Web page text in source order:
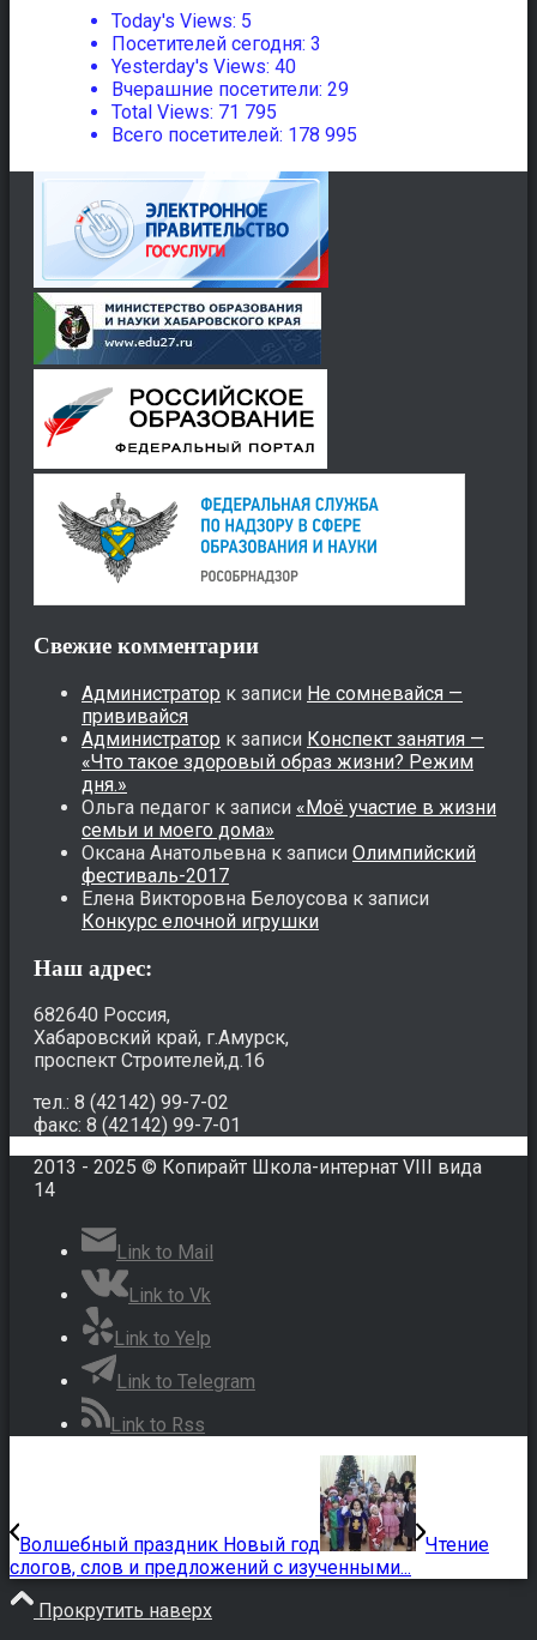
Today's Views: 5
Посетителей сегодня: 3
Yesterday's Views: 40
Вчерашние посетители: 29
Total Views: 71 795
Всего посетителей: 178 995
Свежие комментарии
Администратор к записи Не сомневайся —
прививайся
Администратор к записи Конспект занятия —
«Что такое здоровый образ жизни? Режим
дня.»
Ольга педагог к записи «Моё участие в жизни
семьи и моего дома»
Оксана Анатольевна к записи Олимпийский
фестиваль-2017
Елена Викторовна Белоусова к записи
Конкурс елочной игрушки
Наш адрес:
682640 Россия,
Хабаровский край, г.Амурск,
проспект Строителей,д.16
тел.: 8 (42142) 99-7-02
факс: 8 (42142) 99-7-01
2013 - 2025 © Копирайт Школа-интернат VIII вида
14
Link to Mail
Link to Vk
Link to Yelp
Link to Telegram
Link to Rss
Волшебный праздник Новый год
Чтение
слогов, слов и предложений с изученными...
Прокрутить наверх